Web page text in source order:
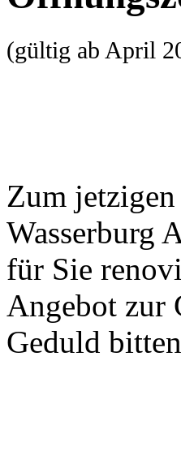
(gültig ab April
Zum
Wasserburg
für Sie
Angebot zur
Geduld